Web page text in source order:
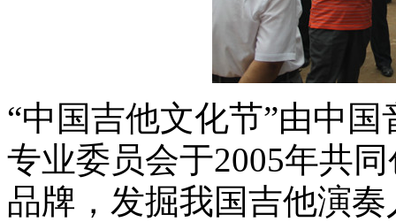
“中国吉他文化节”由中
专业委员会于2005年共
品牌，发掘我国吉他演